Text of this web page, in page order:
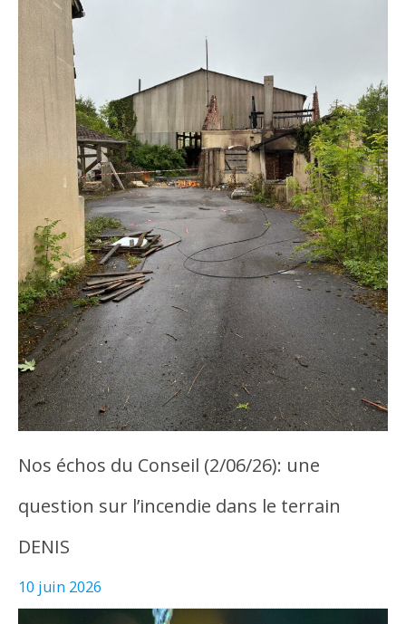
Nos échos du Conseil (2/06/26): une
question sur l’incendie dans le terrain
DENIS
10 juin 2026